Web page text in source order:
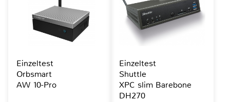
Einzeltest
Orbsmart
AW 10-Pro
Einzeltest
Shuttle
XPC slim Barebone
DH270